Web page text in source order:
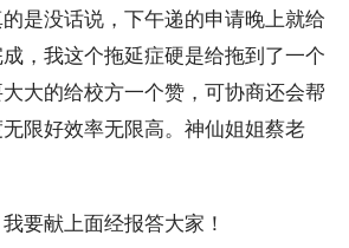
是没话说，下午递的申请晚上就给
，我这个拖延症硬是给拖到了一个
大的给校方一个赞，可协商还会帮
限好效率无限高。神仙姐姐蔡老
要献上面经报答大家！